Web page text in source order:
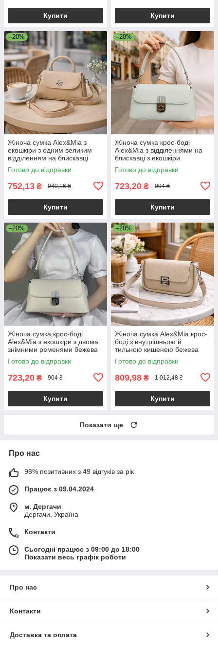
Купити Купити
–20%
Жіноча сумка Alex&Mia з
екошкіри з одним великим
відділенням на блискавці
бежева
Готово до відправки
752,13 ₴ 940,16 ₴
Купити
–20%
Жіноча сумка крос-боді
Alex&Mia з відділеннями на
блискавці з екошкіри
блакитна
Готово до відправки
723,20 ₴ 904 ₴
Купити
–20%
Жіноча сумка крос-боді
Alex&Mia з екошкіри з двома
знімними ременями бежева
Готово до відправки
723,20 ₴ 904 ₴
Купити
–20%
Жіноча сумка Alex&Mia крос-
боді з внутрішньою й
тильною кишенею бежева
Готово до відправки
809,98 ₴ 1 012,48 ₴
Купити
Показати ще
Про нас
98% позитивних з 49 відгуків за рік
Працює з 09.04.2024
м. Дергачи
Дергачи, Україна
Контакти
Сьогодні працює з 09:00 до 18:00
Показати весь графік роботи
Про нас
Контакти
Доставка та оплата